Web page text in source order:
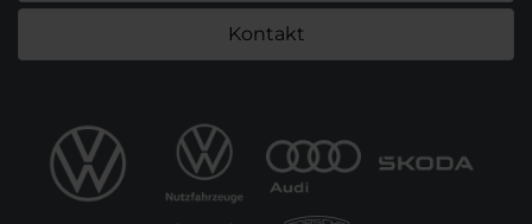
Kontakt